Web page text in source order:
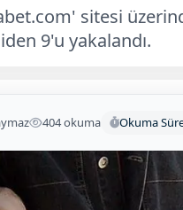
sitesi
9'u yakalandı.
404 okuma Okuma